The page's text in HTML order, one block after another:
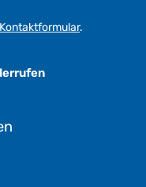
Kontaktformular.